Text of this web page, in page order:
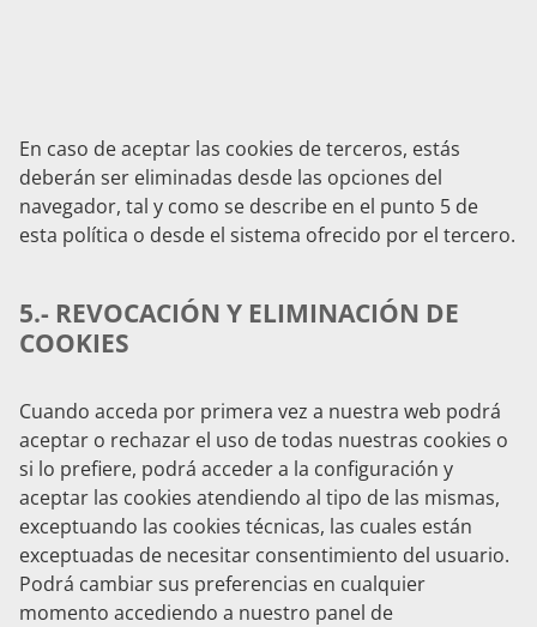
En caso de aceptar las cookies de terceros, estás
deberán ser eliminadas desde las opciones del
navegador, tal y como se describe en el punto 5 de
esta política o desde el sistema ofrecido por el tercero.
5.- REVOCACIÓN Y ELIMINACIÓN DE
COOKIES
Cuando acceda por primera vez a nuestra web podrá
aceptar o rechazar el uso de todas nuestras cookies o
si lo prefiere, podrá acceder a la configuración y
aceptar las cookies atendiendo al tipo de las mismas,
exceptuando las cookies técnicas, las cuales están
exceptuadas de necesitar consentimiento del usuario.
Podrá cambiar sus preferencias en cualquier
momento accediendo a nuestro panel de